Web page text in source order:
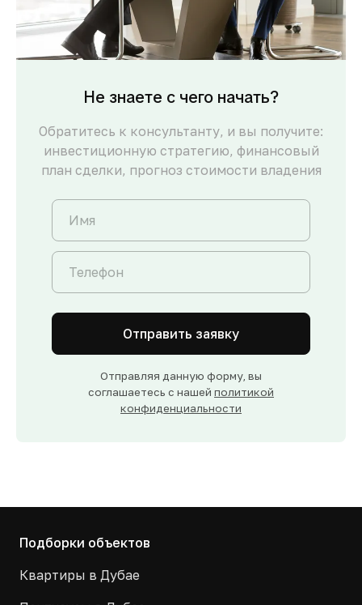
Не знаете с чего начать?
Обратитесь к консультанту, и вы получите:
инвестиционную стратегию, финансовый
план сделки, прогноз стоимости владения
Отправить заявку
Отправляя данную форму, вы
соглашаетесь с нашей политикой
конфиденциальности
Подборки объектов
Квартиры в Дубае